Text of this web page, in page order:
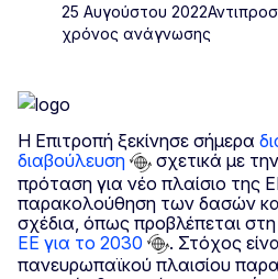
25 Αυγούστου 2022
χρόνος ανάγνωσης
Η Επιτροπή ξεκίνησε σήμερα
διαβούλευση
σχετικά με
πρόταση για νέο πλαίσιο της
παρακολούθηση των δασών
σχέδια, όπως προβλέπεται στη
ΕΕ για το 2030
. Στόχος
πανευρωπαϊκού πλαισίου